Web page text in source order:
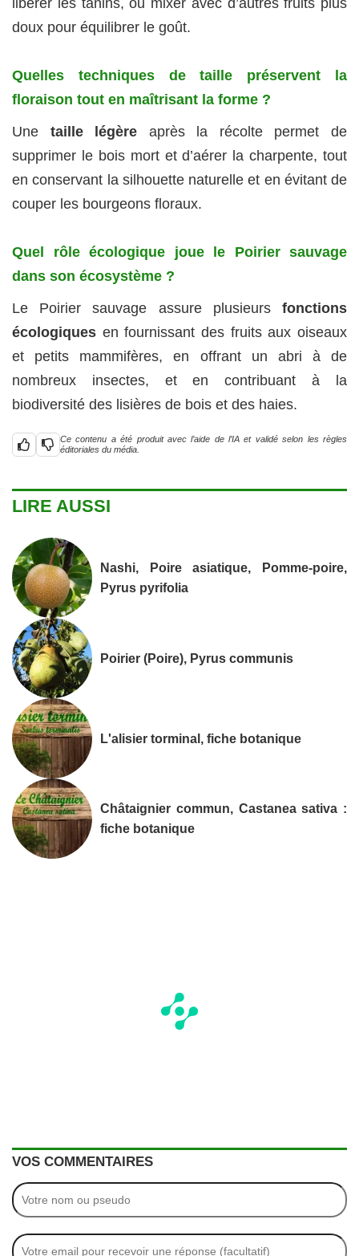
libérer les tanins, ou mixer avec d’autres fruits plus
doux pour équilibrer le goût.
Quelles techniques de taille préservent la
floraison tout en maîtrisant la forme ?
Une taille légère après la récolte permet de
supprimer le bois mort et d’aérer la charpente, tout
en conservant la silhouette naturelle et en évitant de
couper les bourgeons floraux.
Quel rôle écologique joue le Poirier sauvage
dans son écosystème ?
Le Poirier sauvage assure plusieurs fonctions
écologiques en fournissant des fruits aux oiseaux
et petits mammifères, en offrant un abri à de
nombreux insectes, et en contribuant à la
biodiversité des lisières de bois et des haies.
Ce contenu a été produit avec l’aide de l’IA et validé selon les règles
éditoriales du média.
LIRE AUSSI
Nashi, Poire asiatique, Pomme-poire,
Pyrus pyrifolia
Poirier (Poire), Pyrus communis
L'alisier torminal, fiche botanique
Châtaignier commun, Castanea sativa :
fiche botanique
VOS COMMENTAIRES